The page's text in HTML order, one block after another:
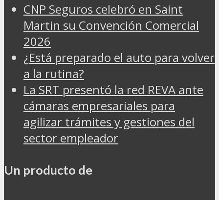
CNP Seguros celebró en Saint
Martin su Convención Comercial
2026
¿Está preparado el auto para volver
a la rutina?
La SRT presentó la red REVA ante
cámaras empresariales para
agilizar trámites y gestiones del
sector empleador
Un producto de